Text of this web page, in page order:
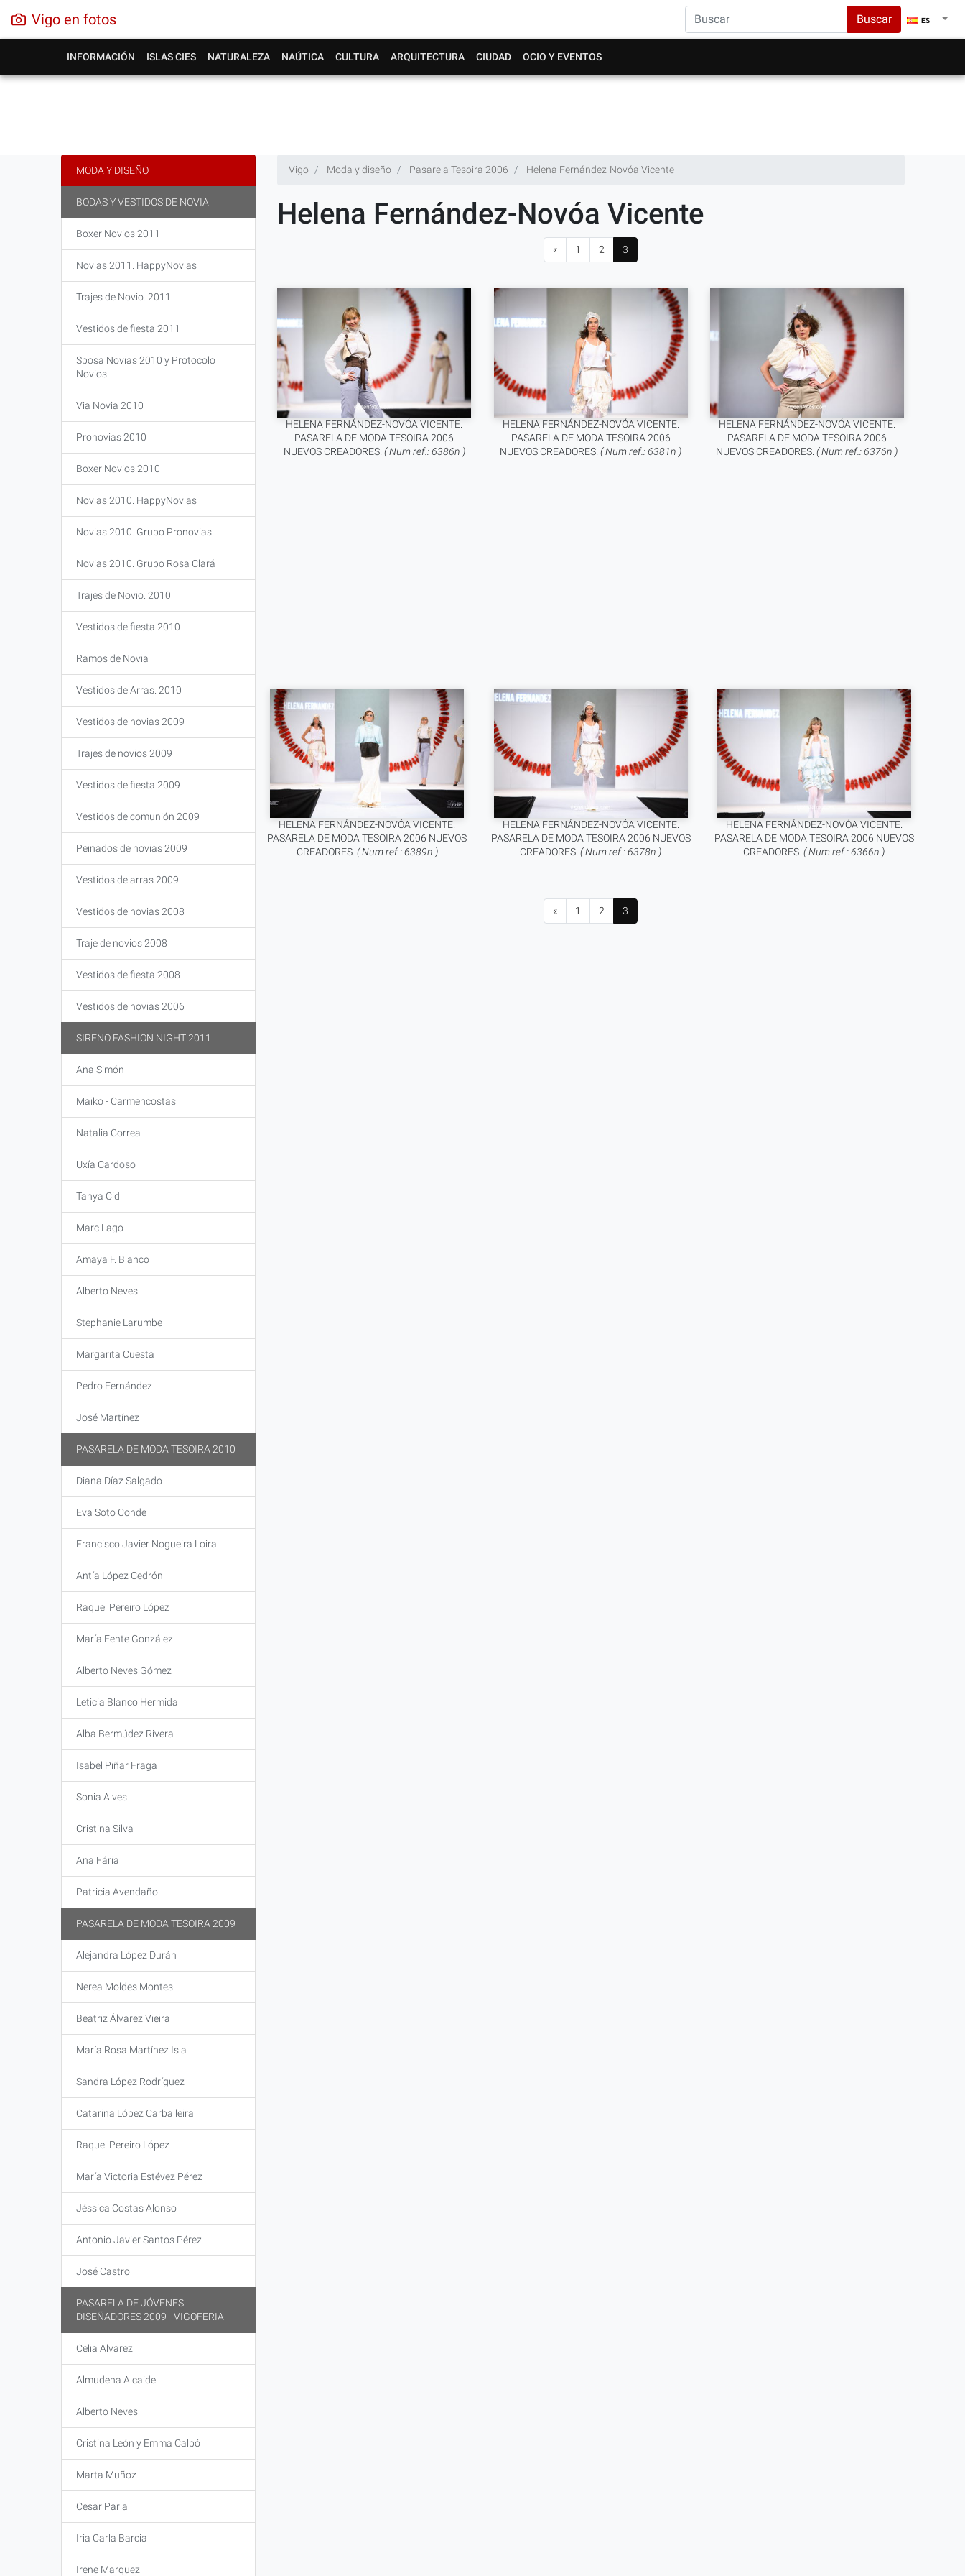
Vigo en fotos Buscar ES
INFORMACIÓN ISLAS CIES NATURALEZA NAÚTICA CULTURA ARQUITECTURA CIUDAD OCIO Y EVENTOS
Vigo Moda y diseño Pasarela Tesoira 2006 Helena Fernández-Novóa Vicente
Helena Fernández-Novóa Vicente
« 1 2 3
HELENA FERNÁNDEZ-NOVÓA VICENTE.
PASARELA DE MODA TESOIRA 2006
NUEVOS CREADORES. ( Num ref.: 6386n )
HELENA FERNÁNDEZ-NOVÓA VICENTE.
PASARELA DE MODA TESOIRA 2006
NUEVOS CREADORES.( Num ref.: 6381n )
HELENA FERNÁNDEZ-NOVÓA VICENTE.
PASARELA DE MODA TESOIRA 2006
NUEVOS CREADORES.( Num ref.: 6376n )
HELENA FERNÁNDEZ-NOVÓA VICENTE.
PASARELA DE MODA TESOIRA 2006 NUEVOS
CREADORES. ( Num ref.: 6389n )
HELENA FERNÁNDEZ-NOVÓA VICENTE.
PASARELA DE MODA TESOIRA 2006 NUEVOS
CREADORES.( Num ref.: 6378n )
HELENA FERNÁNDEZ-NOVÓA VICENTE.
PASARELA DE MODA TESOIRA 2006 NUEVOS
CREADORES.( Num ref.: 6366n )
« 1 2 3
MODA Y DISEÑO
BODAS Y VESTIDOS DE NOVIA
Boxer Novios 2011
Novias 2011. HappyNovias
Trajes de Novio. 2011
Vestidos de fiesta 2011
Sposa Novias 2010 y Protocolo
Novios
Via Novia 2010
Pronovias 2010
Boxer Novios 2010
Novias 2010. HappyNovias
Novias 2010. Grupo Pronovias
Novias 2010. Grupo Rosa Clará
Trajes de Novio. 2010
Vestidos de fiesta 2010
Ramos de Novia
Vestidos de Arras. 2010
Vestidos de novias 2009
Trajes de novios 2009
Vestidos de fiesta 2009
Vestidos de comunión 2009
Peinados de novias 2009
Vestidos de arras 2009
Vestidos de novias 2008
Traje de novios 2008
Vestidos de fiesta 2008
Vestidos de novias 2006
SIRENO FASHION NIGHT 2011
Ana Simón
Maiko - Carmencostas
Natalia Correa
Uxía Cardoso
Tanya Cid
Marc Lago
Amaya F. Blanco
Alberto Neves
Stephanie Larumbe
Margarita Cuesta
Pedro Fernández
José Martínez
PASARELA DE MODA TESOIRA 2010
Diana Díaz Salgado
Eva Soto Conde
Francisco Javier Nogueira Loira
Antía López Cedrón
Raquel Pereiro López
María Fente González
Alberto Neves Gómez
Leticia Blanco Hermida
Alba Bermúdez Rivera
Isabel Piñar Fraga
Sonia Alves
Cristina Silva
Ana Fária
Patricia Avendaño
PASARELA DE MODA TESOIRA 2009
Alejandra López Durán
Nerea Moldes Montes
Beatriz Álvarez Vieira
María Rosa Martínez Isla
Sandra López Rodríguez
Catarina López Carballeira
Raquel Pereiro López
María Victoria Estévez Pérez
Jéssica Costas Alonso
Antonio Javier Santos Pérez
José Castro
PASARELA DE JÓVENES
DISEÑADORES 2009 - VIGOFERIA
Celia Alvarez
Almudena Alcaide
Alberto Neves
Cristina León y Emma Calbó
Marta Muñoz
Cesar Parla
Iria Carla Barcia
Irene Marquez